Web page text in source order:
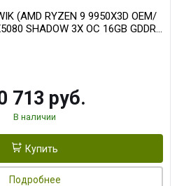
(AMD RYZEN 9 9950X3D OEM/
SHADOW 3X OC 16GB GDDR7
ГБ SSD)
713 руб.
В наличии
Купить
Подробнее